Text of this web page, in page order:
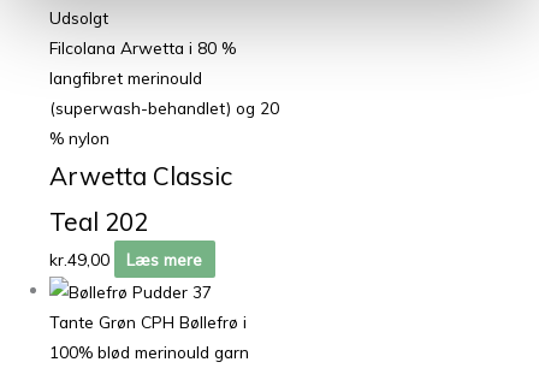
Udsolgt
Filcolana Arwetta i 80 %
langfibret merinould
(superwash-behandlet) og 20
% nylon
Arwetta Classic
Teal 202
kr.49,00 Læs mere
Tante Grøn CPH Bøllefrø i
100% blød merinould garn